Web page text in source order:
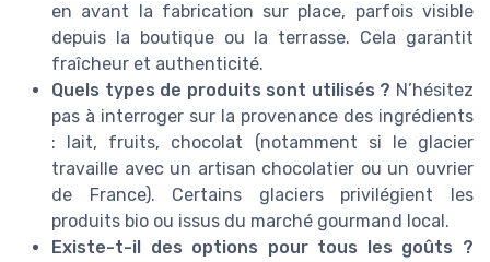
en avant la fabrication sur place, parfois visible
depuis la boutique ou la terrasse. Cela garantit
fraîcheur et authenticité.
Quels types de produits sont utilisés ? N’hésitez
pas à interroger sur la provenance des ingrédients
: lait, fruits, chocolat (notamment si le glacier
travaille avec un artisan chocolatier ou un ouvrier
de France). Certains glaciers privilégient les
produits bio ou issus du marché gourmand local.
Existe-t-il des options pour tous les goûts ?